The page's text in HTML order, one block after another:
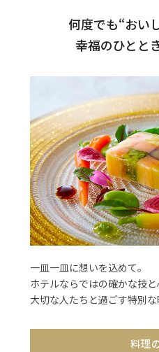
何度でも“おい
幸福のひとと
一皿一皿に想いを込めて。
ホテルならではの確かな技
大切な人たちと過ごす特別な
料理